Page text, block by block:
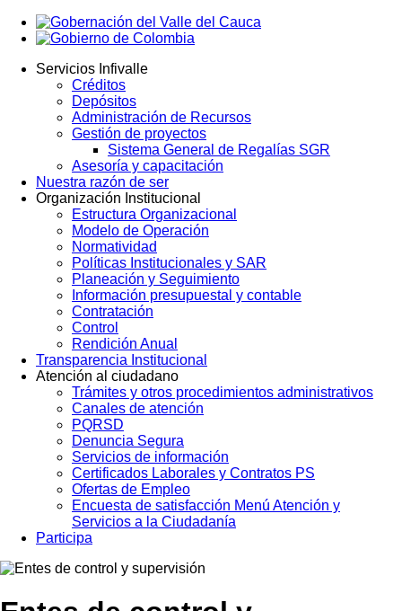
navigation
Servicios Infivalle
Créditos
Depósitos
Administración de Recursos
Gestión de proyectos
Sistema General de Regalías SGR
Asesoría y capacitación
Nuestra razón de ser
Organización Institucional
Estructura Organizacional
Modelo de Operación
Normatividad
Políticas Institucionales y SAR
Planeación y Seguimiento
Información presupuestal y contable
Contratación
Control
Rendición Anual
Transparencia Institucional
Atención al ciudadano
Trámites y otros procedimientos administrativos
Canales de atención
PQRSD
Denuncia Segura
Servicios de información
Certificados Laborales y Contratos PS
Ofertas de Empleo
Encuesta de satisfacción Menú Atención y
Servicios a la Ciudadanía
Participa